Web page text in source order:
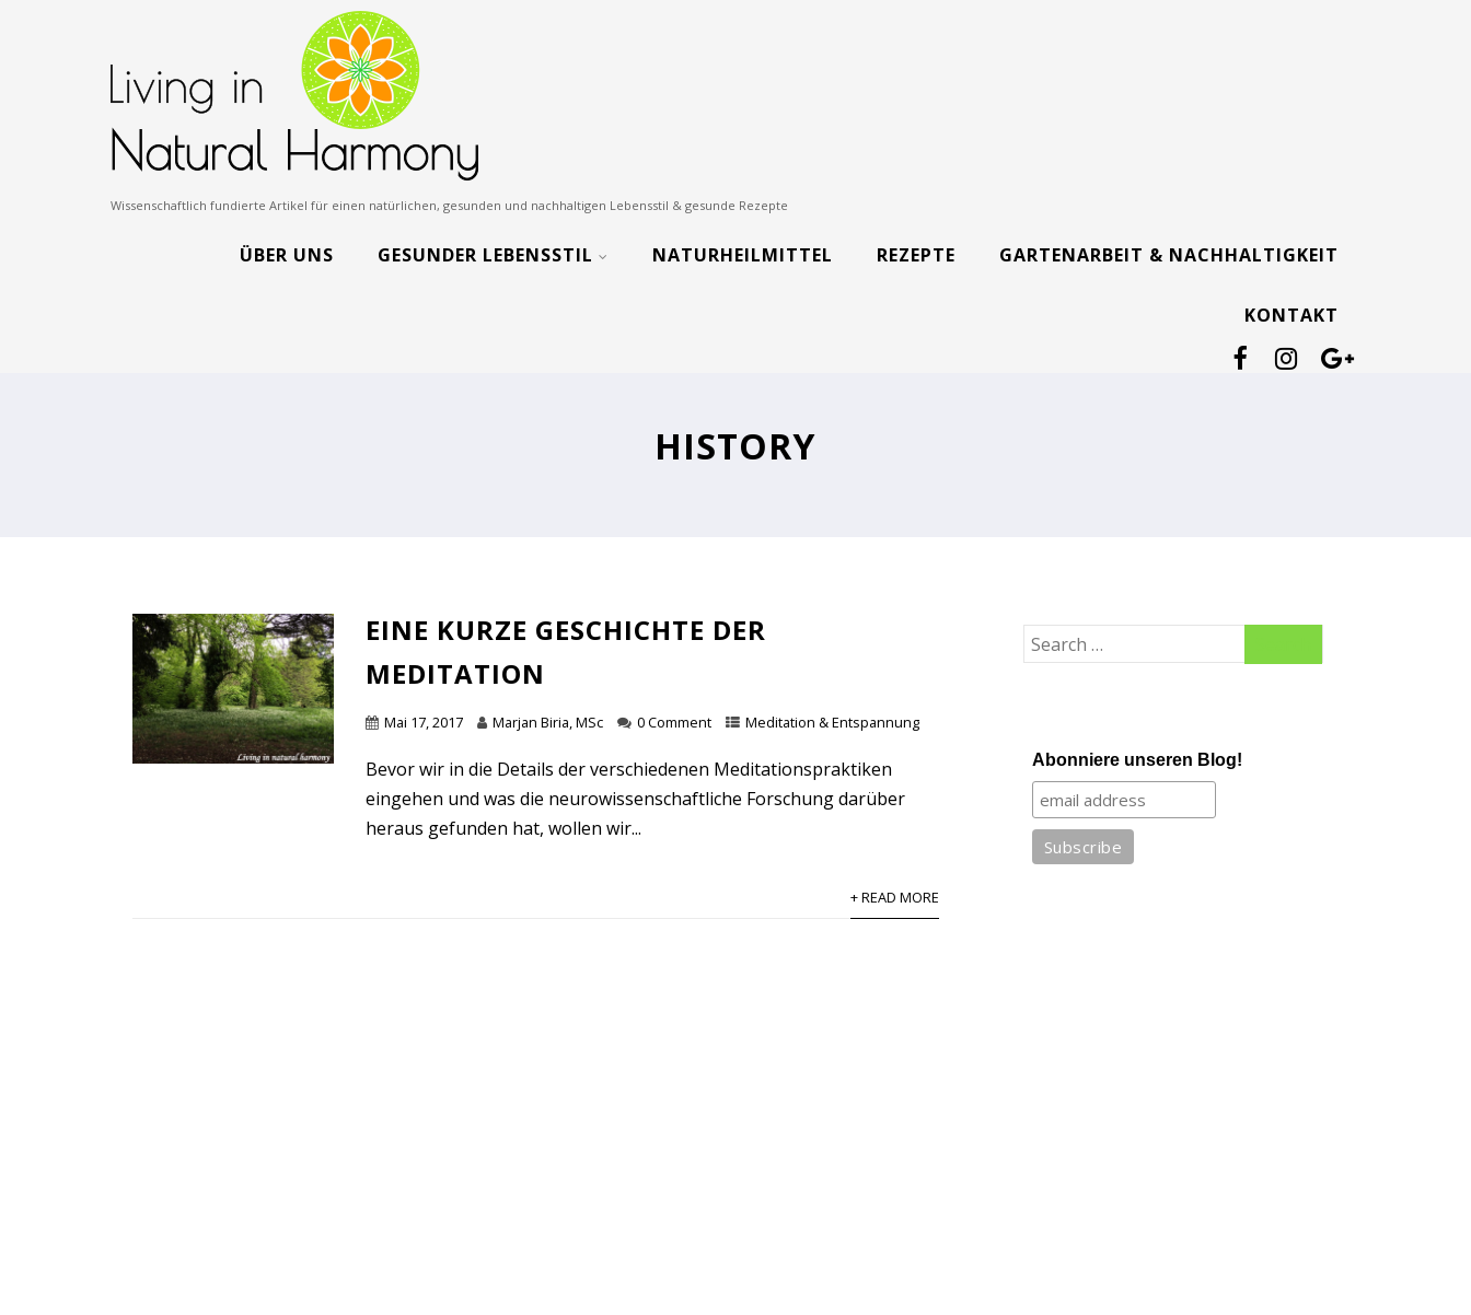
Wissenschaftlich fundierte Artikel für einen natürlichen, gesunden und nachhaltigen Lebensstil & gesunde Rezepte
ÜBER UNS GESUNDER LEBENSSTIL NATURHEILMITTEL REZEPTE GARTENARBEIT & NACHHALTIGKEIT
KONTAKT
HISTORY
EINE KURZE GESCHICHTE DER
MEDITATION
Mai 17, 2017 Marjan Biria, MSc 0 Comment Meditation & Entspannung
Bevor wir in die Details der verschiedenen Meditationspraktiken
eingehen und was die neurowissenschaftliche Forschung darüber
heraus gefunden hat, wollen wir...
+ READ MORE
Abonniere unseren Blog!